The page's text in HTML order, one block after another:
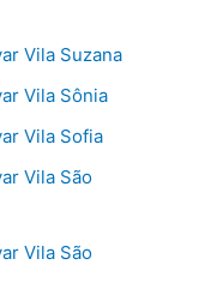
Vila Suzana
Vila Sônia
Vila Sofia
Vila São
Vila São